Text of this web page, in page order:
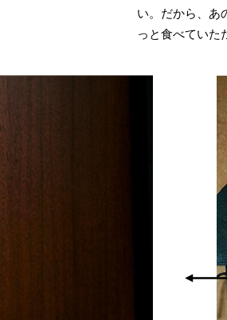
い。だから、あ
っと食べていた